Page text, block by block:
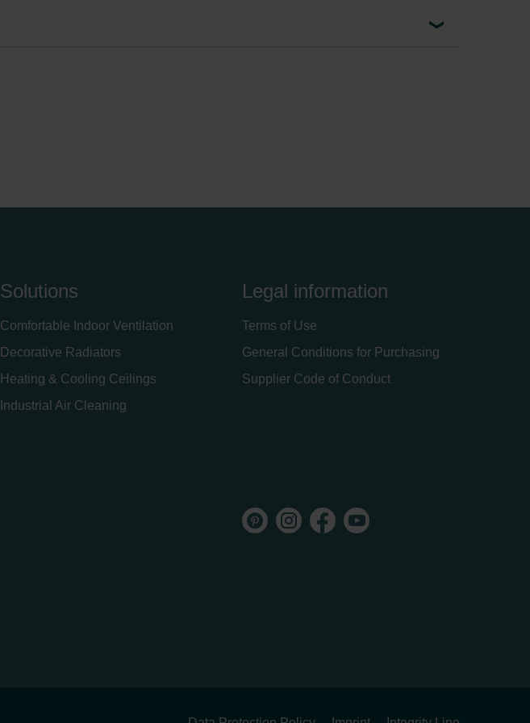
Solutions
Comfortable Indoor Ventilation
Decorative Radiators
Heating & Cooling Ceilings
Industrial Air Cleaning
Legal information
Terms of Use
General Conditions for Purchasing
Supplier Code of Conduct